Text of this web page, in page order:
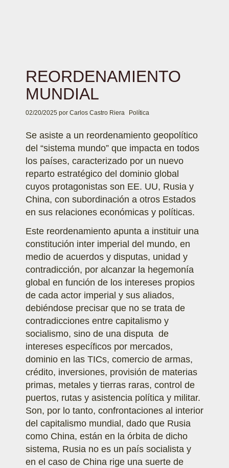
REORDENAMIENTO
MUNDIAL
02/20/2025 por Carlos Castro Riera Política
Se asiste a un reordenamiento geopolítico
del “sistema mundo” que impacta en todos
los países, caracterizado por un nuevo
reparto estratégico del dominio global
cuyos protagonistas son EE. UU, Rusia y
China, con subordinación a otros Estados
en sus relaciones económicas y políticas.
Este reordenamiento apunta a instituir una
constitución inter imperial del mundo, en
medio de acuerdos y disputas, unidad y
contradicción, por alcanzar la hegemonía
global en función de los intereses propios
de cada actor imperial y sus aliados,
debiéndose precisar que no se trata de
contradicciones entre capitalismo y
socialismo, sino de una disputa de
intereses específicos por mercados,
dominio en las TICs, comercio de armas,
crédito, inversiones, provisión de materias
primas, metales y tierras raras, control de
puertos, rutas y asistencia política y militar.
Son, por lo tanto, confrontaciones al interior
del capitalismo mundial, dado que Rusia
como China, están en la órbita de dicho
sistema, Rusia no es un país socialista y
en el caso de China rige una suerte de